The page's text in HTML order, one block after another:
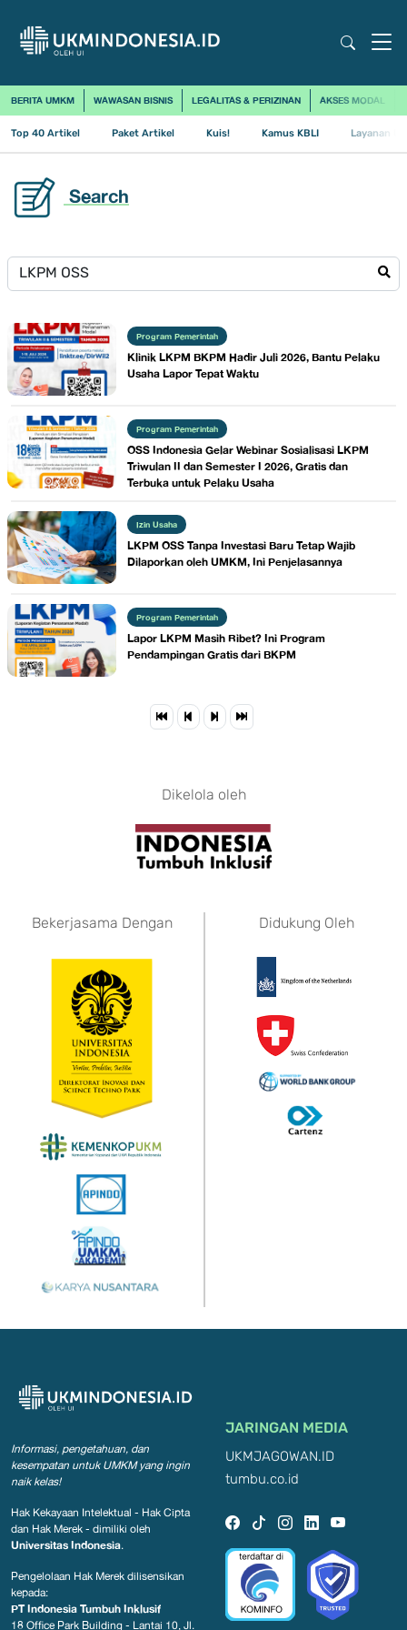
BERITA UMKM WAWASAN BISNIS LEGALITAS & PERIZINAN AKSES MODAL
Top 40 Artikel Paket Artikel Kuis! Kamus KBLI Layanan
Search
Program Pemerintah
Klinik LKPM BKPM Hadir Juli 2026, Bantu Pelaku
Usaha Lapor Tepat Waktu
Program Pemerintah
OSS Indonesia Gelar Webinar Sosialisasi LKPM
Triwulan II dan Semester I 2026, Gratis dan
Terbuka untuk Pelaku Usaha
Izin Usaha
LKPM OSS Tanpa Investasi Baru Tetap Wajib
Dilaporkan oleh UMKM, Ini Penjelasannya
Program Pemerintah
Lapor LKPM Masih Ribet? Ini Program
Pendampingan Gratis dari BKPM
Dikelola oleh
Bekerjasama Dengan Didukung Oleh
Informasi, pengetahuan, dan
kesempatan untuk UMKM yang ingin
naik kelas!
Hak Kekayaan Intelektual - Hak Cipta
dan Hak Merek - dimiliki oleh
Universitas Indonesia.
Pengelolaan Hak Merek dilisensikan
kepada:
PT Indonesia Tumbuh Inklusif
18 Office Park Building - Lantai 10, Jl.
JARINGAN MEDIA
UKMJAGOWAN.ID
tumbu.co.id